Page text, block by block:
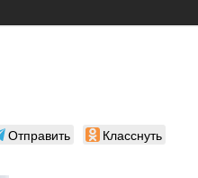
Отправить Класснуть